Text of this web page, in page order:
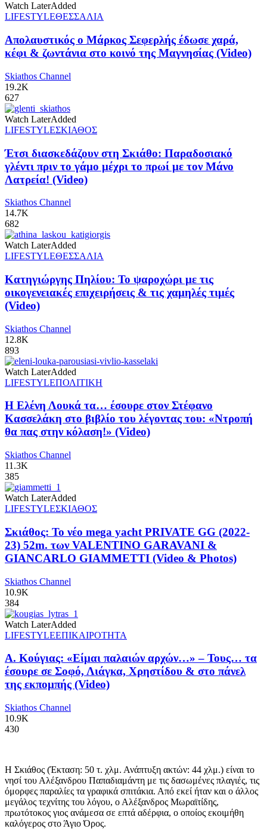
Watch LaterAdded
LIFESTYLEΘΕΣΣΑΛΙΑ
Απολαυστικός ο Μάρκος Σεφερλής έδωσε χαρά,
κέφι & ζωντάνια στο κοινό της Μαγνησίας (Video)
Skiathos Channel
19.2K
627
Watch LaterAdded
LIFESTYLEΣΚΙΑΘΟΣ
Έτσι διασκεδάζουν στη Σκιάθο: Παραδοσιακό
γλέντι πριν το γάμο μέχρι το πρωί με τον Μάνο
Λατρεία! (Video)
Skiathos Channel
14.7K
682
Watch LaterAdded
LIFESTYLEΘΕΣΣΑΛΙΑ
Κατηγιώργης Πηλίου: Το ψαροχώρι με τις
οικογενειακές επιχειρήσεις & τις χαμηλές τιμές
(Video)
Skiathos Channel
12.8K
893
Watch LaterAdded
LIFESTYLEΠΟΛΙΤΙΚΗ
Η Ελένη Λουκά τα… έσουρε στον Στέφανο
Κασσελάκη στο βιβλίο του λέγοντας του: «Ντροπή
θα πας στην κόλαση!» (Video)
Skiathos Channel
11.3K
385
Watch LaterAdded
LIFESTYLEΣΚΙΑΘΟΣ
Σκιάθος: Το νέο mega yacht PRIVATE GG (2022-
23) 52m. των VALENTINO GARAVANI &
GIANCARLO GIAMMETTI (Video & Photos)
Skiathos Channel
10.9K
384
Watch LaterAdded
LIFESTYLEΕΠΙΚΑΙΡΟΤΗΤΑ
Α. Κούγιας: «Είμαι παλαιών αρχών…» – Τους… τα
έσουρε σε Σοφό, Λιάγκα, Χρηστίδου & στο πάνελ
της εκπομπής (Video)
Skiathos Channel
10.9K
430
Η Σκιάθος (Έκταση: 50 τ. χλμ. Ανάπτυξη ακτών: 44 χλμ.) είναι το
νησί του Αλέξανδρου Παπαδιαμάντη με τις δασωμένες πλαγιές, τις
όμορφες παραλίες τα γραφικά σπιτάκια. Από εκεί ήταν και ο άλλος
μεγάλος τεχνίτης του λόγου, ο Αλέξανδρος Μωραϊτίδης,
πρωτότοκος γιος ανάμεσα σε επτά αδέρφια, ο οποίος εκοιμήθη
καλόγερος στο Άγιο Όρος.